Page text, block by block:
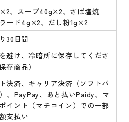
、スープ40g×2、さば塩焼
ード4g×2、だし粉1g×2
30日間
避け、冷暗所に保存してくださ
存商品）
決済、キャリア決済（ソフトバ
、PayPay、あと払いPaidy、マ
イント（マチコイン）での一部
支払い